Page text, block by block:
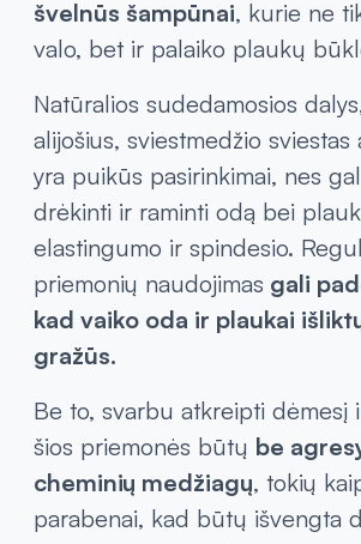
produktus, nes jų oda ir
jautresni. Derėtų naudoti
kremus ir prausiklius, kurie
dirginimo.
Plaukų priežiūrai
švelnūs šampūnai , kurie ne
valo, bet ir palaiko plaukų
Natūralios sudedamosios
alijošius, sviestmedžio
yra puikūs pasirinkimai, nes
drėkinti ir raminti odą bei
elastingumo ir spindesio.
priemonių naudojimas
gali
kad vaiko oda ir plaukai
gražūs.